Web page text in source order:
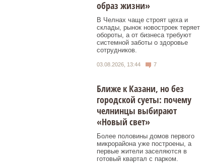
образ жизни»
В Челнах чаще строят цеха и
склады, рынок новостроек теряет
обороты, а от бизнеса требуют
системной заботы о здоровье
сотрудников.
03.08.2026, 13:44 7
Ближе к Казани, но без
городской суеты: почему
челнинцы выбирают
«Новый свет»
Более половины домов первого
микрорайона уже построены, а
первые жители заселяются в
готовый квартал с парком.